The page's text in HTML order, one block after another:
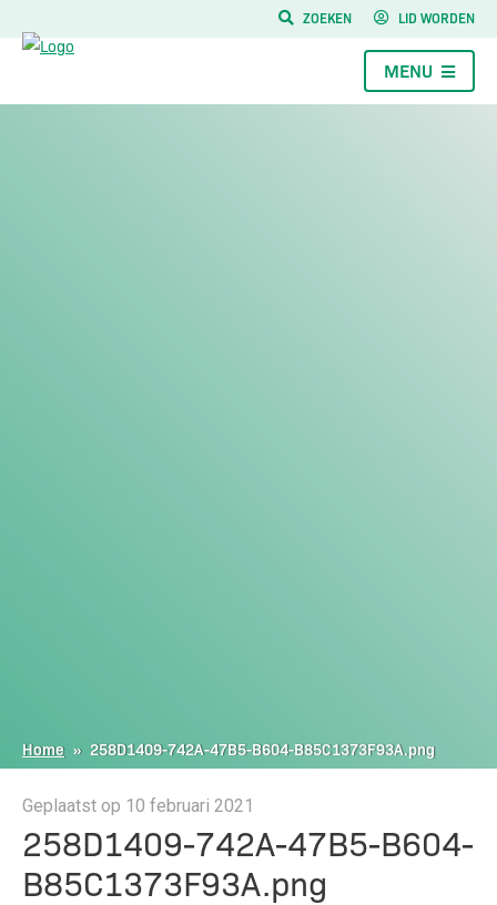
ZOEKEN LID WORDEN
MENU
Home » 258D1409-742A-47B5-B604-B85C1373F93A.png
Geplaatst op 10 februari 2021
258D1409-742A-47B5-B604-
B85C1373F93A.png